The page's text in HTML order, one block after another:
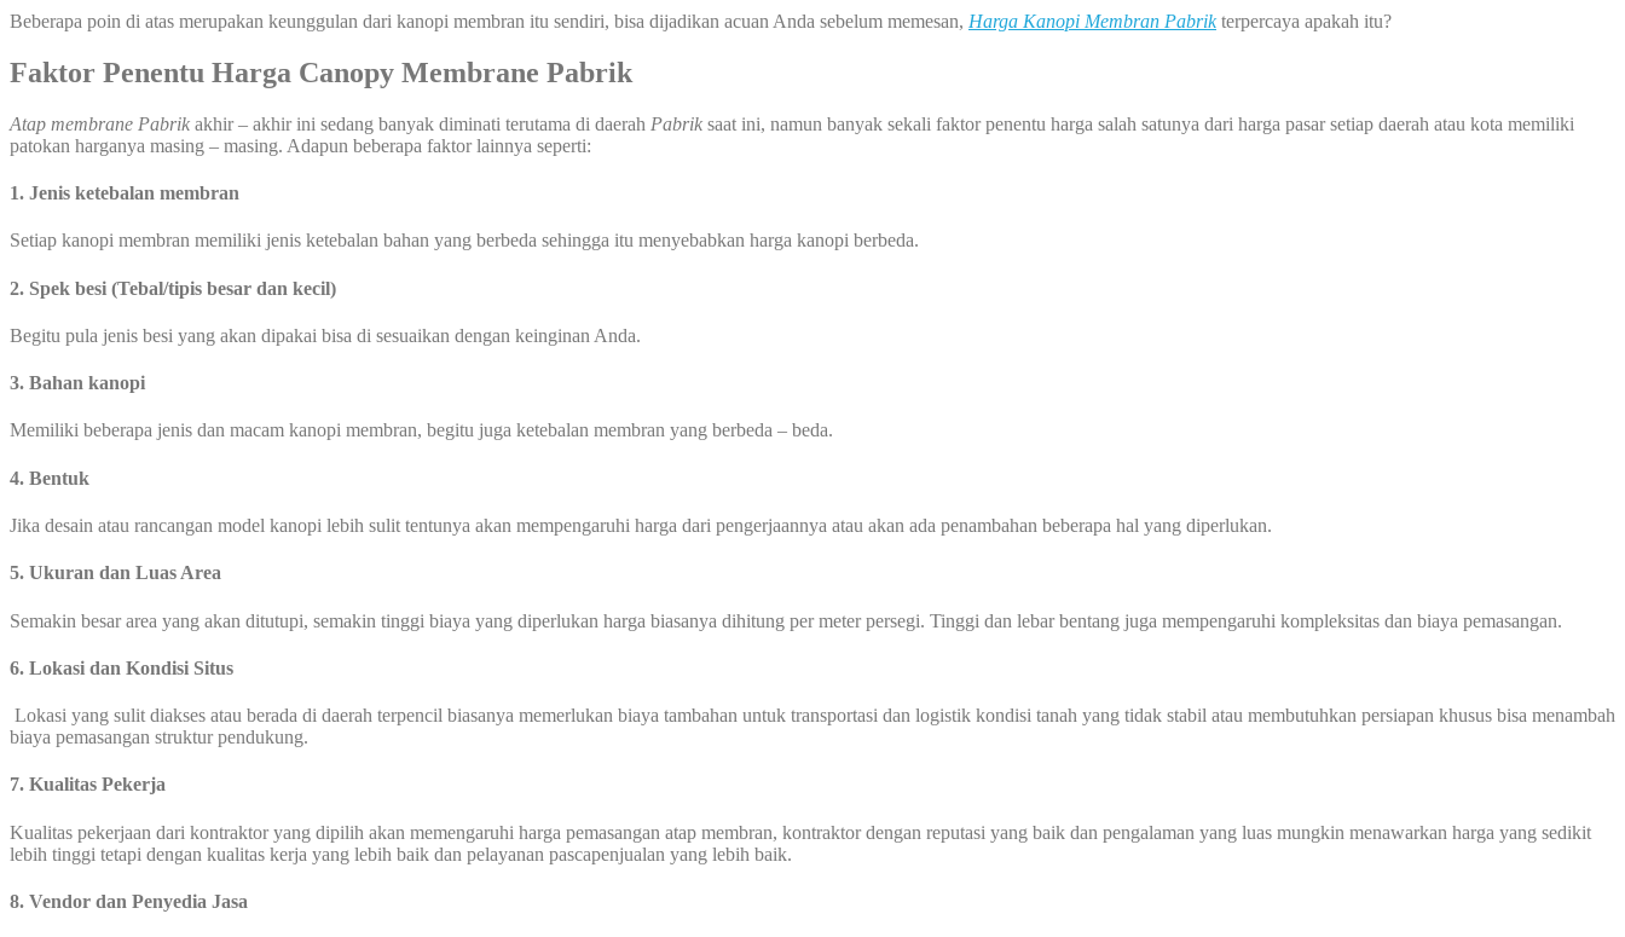
Beberapa poin di atas merupakan keunggulan dari kanopi membran itu sendiri, bisa dijadikan acuan Anda sebelum memesan, Harga Kanopi Membran Pabrikterpercaya apakah itu?
Faktor Penentu Harga Canopy Membrane Pabrik
Atap membrane Pabrik akhir – akhir ini sedang banyak diminati terutama di daerah Pabrik saat ini, namun banyak sekali faktor penentu harga salah satunya dari harga pasar setiap daerah atau kota memiliki
patokan harganya masing – masing. Adapun beberapa faktor lainnya seperti:
1. Jenis ketebalan membran
Setiap kanopi membran memiliki jenis ketebalan bahan yang berbeda sehingga itu menyebabkan harga kanopi berbeda.
2. Spek besi (Tebal/tipis besar dan kecil)
Begitu pula jenis besi yang akan dipakai bisa di sesuaikan dengan keinginan Anda.
3. Bahan kanopi
Memiliki beberapa jenis dan macam kanopi membran, begitu juga ketebalan membran yang berbeda – beda.
4. Bentuk
Jika desain atau rancangan model kanopi lebih sulit tentunya akan mempengaruhi harga dari pengerjaannya atau akan ada penambahan beberapa hal yang diperlukan.
5. Ukuran dan Luas Area
Semakin besar area yang akan ditutupi, semakin tinggi biaya yang diperlukan harga biasanya dihitung per meter persegi. Tinggi dan lebar bentang juga mempengaruhi kompleksitas dan biaya pemasangan.
6. Lokasi dan Kondisi Situs
Lokasi yang sulit diakses atau berada di daerah terpencil biasanya memerlukan biaya tambahan untuk transportasi dan logistik kondisi tanah yang tidak stabil atau membutuhkan persiapan khusus bisa menambah
biaya pemasangan struktur pendukung.
7. Kualitas Pekerja
Kualitas pekerjaan dari kontraktor yang dipilih akan memengaruhi harga pemasangan atap membran, kontraktor dengan reputasi yang baik dan pengalaman yang luas mungkin menawarkan harga yang sedikit
lebih tinggi tetapi dengan kualitas kerja yang lebih baik dan pelayanan pascapenjualan yang lebih baik.
8. Vendor dan Penyedia Jasa